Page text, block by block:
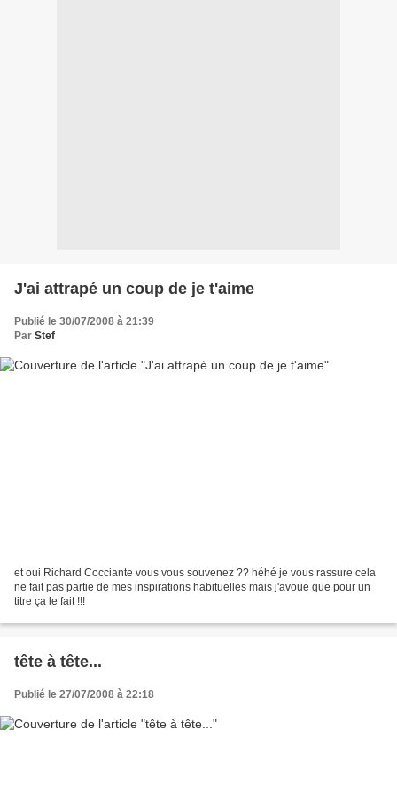
J'ai attrapé un coup de je t'aime
Publié le 30/07/2008 à 21:39
Par Stef
et oui Richard Cocciante vous vous souvenez ?? héhé je vous rassure cela
ne fait pas partie de mes inspirations habituelles mais j'avoue que pour un
titre ça le fait !!!
tête à tête...
Publié le 27/07/2008 à 22:18